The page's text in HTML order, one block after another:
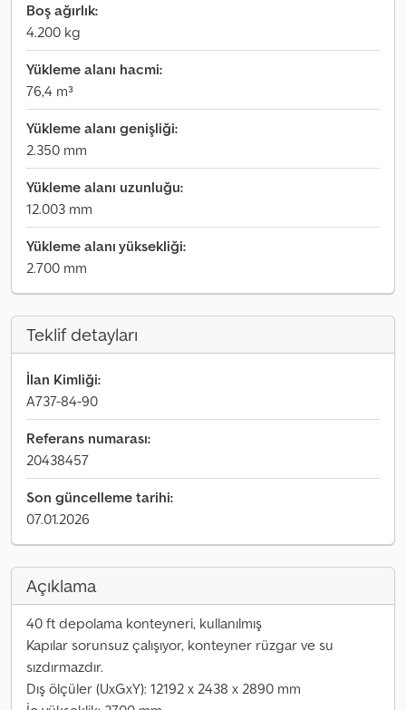
Boş ağırlık:
4.200 kg
Yükleme alanı hacmi:
76,4 m³
Yükleme alanı genişliği:
2.350 mm
Yükleme alanı uzunluğu:
12.003 mm
Yükleme alanı yüksekliği:
2.700 mm
Teklif detayları
İlan Kimliği:
A737-84-90
Referans numarası:
20438457
Son güncelleme tarihi:
07.01.2026
Açıklama
40 ft depolama konteyneri, kullanılmış
Kapılar sorunsuz çalışıyor, konteyner rüzgar ve su
sızdırmazdır.
Dış ölçüler (UxGxY): 12192 x 2438 x 2890 mm